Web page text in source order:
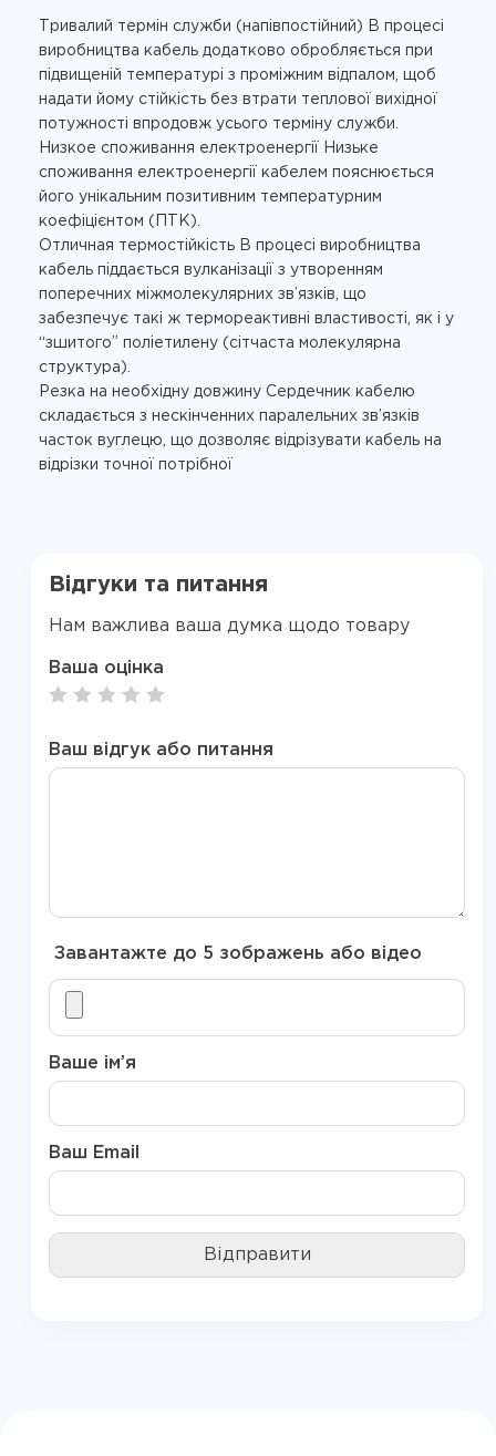
Тривалий термін служби (напівпостійний) В процесі
виробництва кабель додатково обробляється при
підвищеній температурі з проміжним відпалом, щоб
надати йому стійкість без втрати теплової вихідної
потужності впродовж усього терміну служби.
Низкое споживання електроенергії Низьке
споживання електроенергії кабелем пояснюється
його унікальним позитивним температурним
коефіцієнтом (ПТК).
Отличная термостійкість В процесі виробництва
кабель піддається вулканізації з утворенням
поперечних міжмолекулярних зв’язків, що
забезпечує такі ж термореактивні властивості, як і у
“зшитого” поліетилену (сітчаста молекулярна
структура).
Резка на необхідну довжину Сердечник кабелю
складається з нескінченних паралельних зв’язків
часток вуглецю, що дозволяє відрізувати кабель на
відрізки точної потрібної
Відгуки та питання
Нам важлива ваша думка щодо товару
Ваша оцінка
Ваш відгук або питання
Завантажте до 5 зображень або відео
Ваше ім’я
Ваш Email